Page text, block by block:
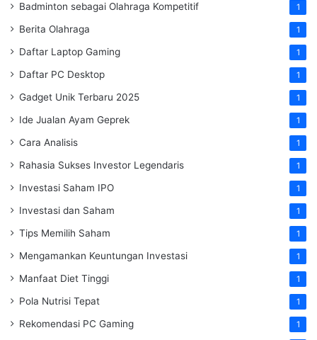
Badminton sebagai Olahraga Kompetitif 1
Berita Olahraga 1
Daftar Laptop Gaming 1
Daftar PC Desktop 1
Gadget Unik Terbaru 2025 1
Ide Jualan Ayam Geprek 1
Cara Analisis 1
Rahasia Sukses Investor Legendaris 1
Investasi Saham IPO 1
Investasi dan Saham 1
Tips Memilih Saham 1
Mengamankan Keuntungan Investasi 1
Manfaat Diet Tinggi 1
Pola Nutrisi Tepat 1
Rekomendasi PC Gaming 1